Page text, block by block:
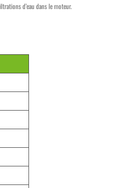
d’eau dans le moteur.